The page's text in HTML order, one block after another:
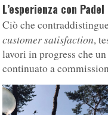
L’esperienza con Padel
Ciò che
customer satisfaction,
lavori in progress che
continuato a